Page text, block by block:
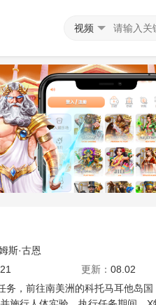
视频
斯特·史泰龙
斯·古恩
更新： 08.02
务，前往南美洲的科托马耳他岛